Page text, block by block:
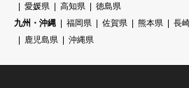
愛媛県
高知県
徳島県
九州・沖縄
福岡県 佐賀県 熊本県 長
鹿児島県
沖縄県